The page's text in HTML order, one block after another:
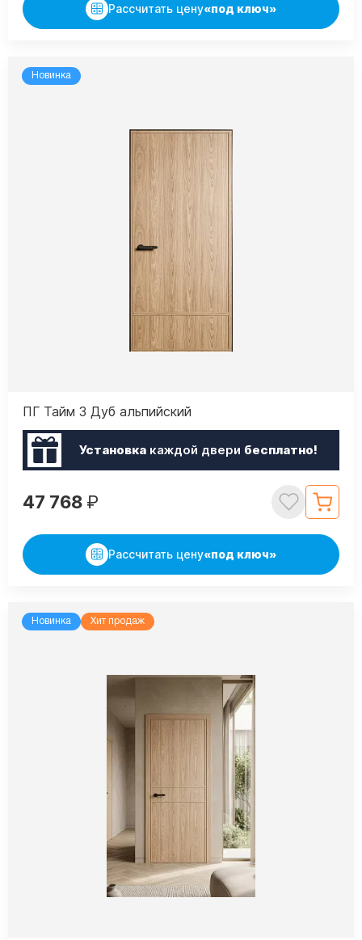
Рассчитать цену«под ключ»
Новинка
ПГ Тайм 3 Дуб альпийский
Установкакаждой двери бесплатно!
47 768 ₽
Рассчитать цену«под ключ»
Новинка Хит продаж